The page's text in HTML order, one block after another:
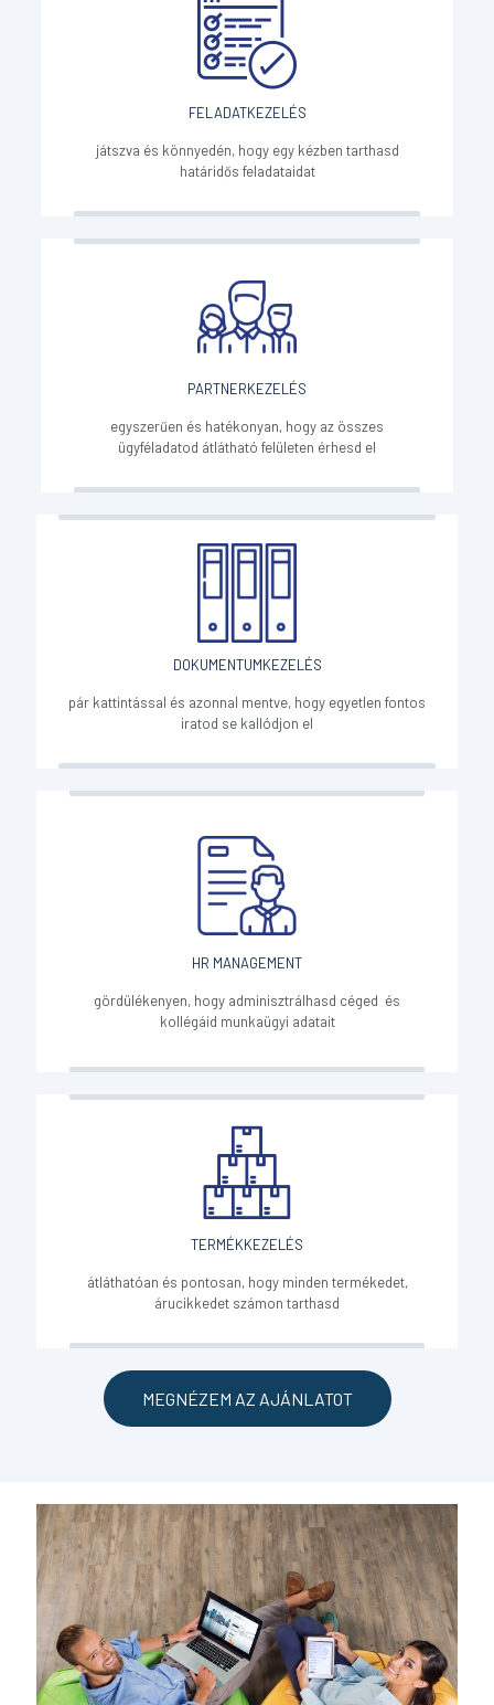
FELADATKEZELÉS
játszva és könnyedén, hogy egy kézben tarthasd
határidős feladataidat
PARTNERKEZELÉS
egyszerűen és hatékonyan, hogy az összes
ügyféladatod átlátható felületen érhesd el
DOKUMENTUMKEZELÉS
pár kattintással és azonnal mentve, hogy egyetlen fontos
iratod se kallódjon el
HR MANAGEMENT
gördülékenyen, hogy adminisztrálhasd céged és
kollégáid munkaügyi adatait
TERMÉKKEZELÉS
átláthatóan és pontosan, hogy minden termékedet,
árucikkedet számon tarthasd
MEGNÉZEM AZ AJÁNLATOT